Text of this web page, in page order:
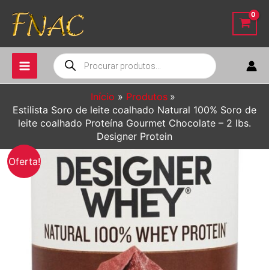
para
conteúdo
Pesquisar
produtos
Início
Produtos
Estilista Soro de leite coalhado Natural 100% Soro de
leite coalhado Proteína Gourmet Chocolate – 2 lbs.
Designer Protein
Oferta!